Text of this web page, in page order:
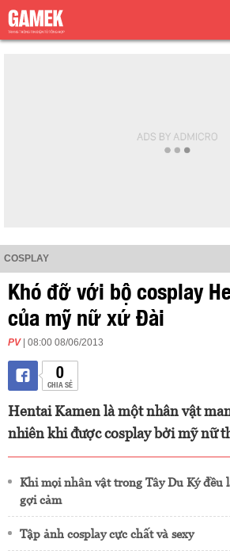
COSPLAY
Khó đỡ với bộ cosplay
của mỹ nữ xứ Đài
PV | 08:00 08/06/2013
0
CHIA SẺ
Hentai Kamen là một nhân vật
nhiên khi được cosplay bởi mỹ nữ
Khi mọi nhân vật trong Tây Du Ký đều
gợi cảm
Tập ảnh cosplay cực chất và sexy